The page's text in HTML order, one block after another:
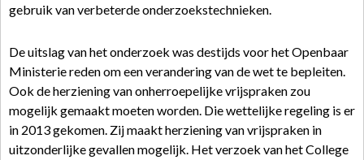
gebruik van verbeterde onderzoekstechnieken.
De uitslag van het onderzoek was destijds voor het Openbaar
Ministerie reden om een verandering van de wet te bepleiten.
Ook de herziening van onherroepelijke vrijspraken zou
mogelijk gemaakt moeten worden. Die wettelijke regeling is er
in 2013 gekomen. Zij maakt herziening van vrijspraken in
uitzonderlijke gevallen mogelijk. Het verzoek van het College